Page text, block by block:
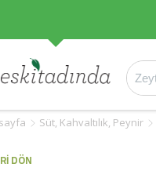
Süt, Kahvaltılık, Peynir
DÖN